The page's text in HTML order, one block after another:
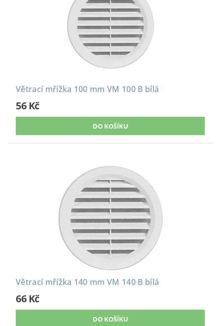
Větrací mřížka 100 mm VM 100 B bílá
56 Kč
Větrací mřížka 140 mm VM 140 B bílá
66 Kč